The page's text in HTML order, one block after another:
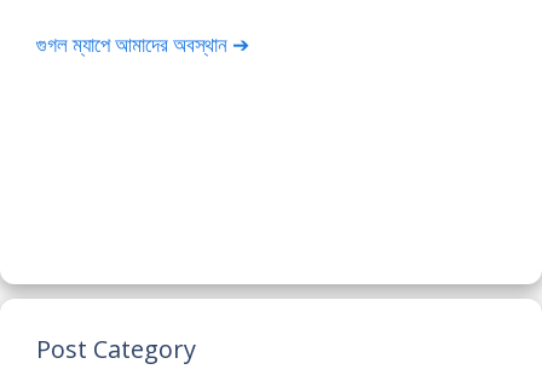
গুগল ম্যাপে আমাদের অবস্থান ➔
Post Category